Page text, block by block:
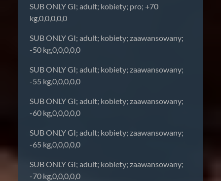
SUB ONLY GI; adult; kobiety; pro; +70
kg,0,0,0,0,0
SUB ONLY GI; adult; kobiety; zaawansowany;
-50 kg,0,0,0,0,0
SUB ONLY GI; adult; kobiety; zaawansowany;
-55 kg,0,0,0,0,0
SUB ONLY GI; adult; kobiety; zaawansowany;
-60 kg,0,0,0,0,0
SUB ONLY GI; adult; kobiety; zaawansowany;
-65 kg,0,0,0,0,0
SUB ONLY GI; adult; kobiety; zaawansowany;
-70 kg,0,0,0,0,0